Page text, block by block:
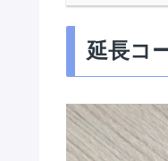
延長コ